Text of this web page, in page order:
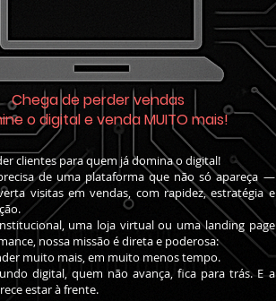
Chega de perder vendas
o digital e venda MUITO mais!
clientes para quem já domina o digital!
de uma plataforma que não só apareça —
visitas em vendas, com rapidez, estratégia e
uma loja virtual ou uma landing page
nossa missão é direta e poderosa:
muito mais, em muito menos tempo.
digital, quem não avança, fica para trás. E a
estar à frente.